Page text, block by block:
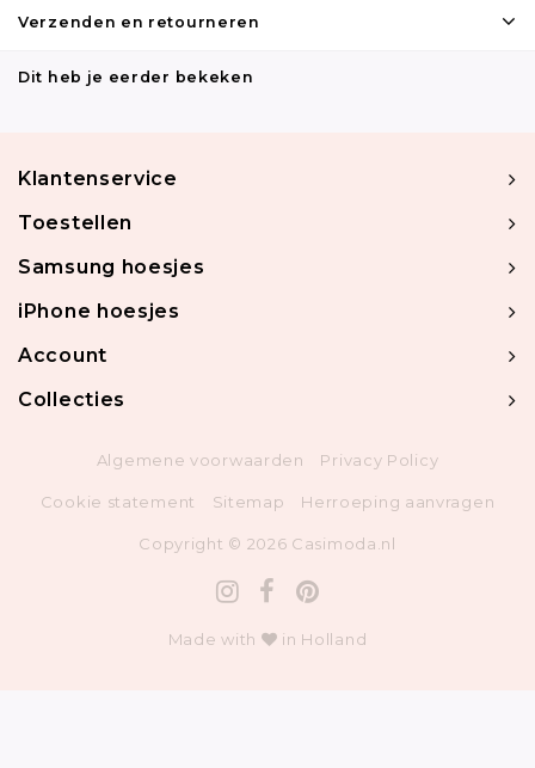
Verzenden en retourneren
Dit heb je eerder bekeken
Klantenservice
Toestellen
Samsung hoesjes
iPhone hoesjes
Account
Collecties
Algemene voorwaarden Privacy Policy
Cookie statement Sitemap Herroeping aanvragen
Copyright © 2026 Casimoda.nl
Made with in Holland